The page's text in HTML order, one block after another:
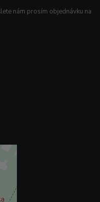
nám prosím objednávku na